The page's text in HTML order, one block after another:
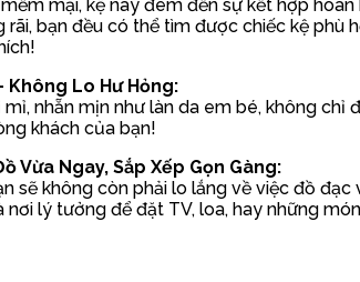
mại, kệ này đem đến sự kết hợp hoàn
rãi, bạn đều có thể tìm được chiếc kệ
Không Lo Hư Hỏng:
nhẵn mịn như làn da em bé, không chỉ
khách của bạn!
Vừa Ngay, Sắp Xếp Gọn Gàng:
sẽ không còn phải lo lắng về việc đồ
nơi lý tưởng để đặt TV, loa, hay những